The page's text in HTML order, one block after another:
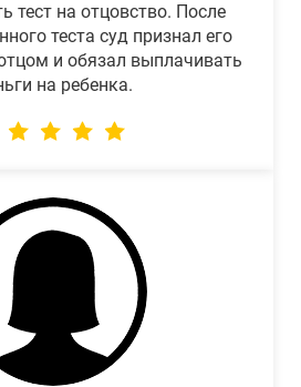
тест на отцовство. После
теста суд признал его
и обязал выплачивать
на ребенка.